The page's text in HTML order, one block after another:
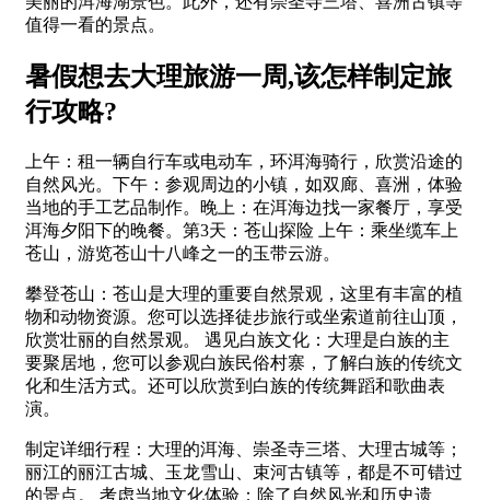
值得一看的景点。
暑假想去大理旅游一周,该怎样制定旅
行攻略?
上午：租一辆自行车或电动车，环洱海骑行，欣赏沿途的
自然风光。下午：参观周边的小镇，如双廊、喜洲，体验
当地的手工艺品制作。晚上：在洱海边找一家餐厅，享受
洱海夕阳下的晚餐。第3天：苍山探险 上午：乘坐缆车上
苍山，游览苍山十八峰之一的玉带云游。
攀登苍山：苍山是大理的重要自然景观，这里有丰富的植
物和动物资源。您可以选择徒步旅行或坐索道前往山顶，
欣赏壮丽的自然景观。 遇见白族文化：大理是白族的主
要聚居地，您可以参观白族民俗村寨，了解白族的传统文
化和生活方式。还可以欣赏到白族的传统舞蹈和歌曲表
演。
制定详细行程：大理的洱海、崇圣寺三塔、大理古城等；
丽江的丽江古城、玉龙雪山、束河古镇等，都是不可错过
的景点。 考虑当地文化体验：除了自然风光和历史遗